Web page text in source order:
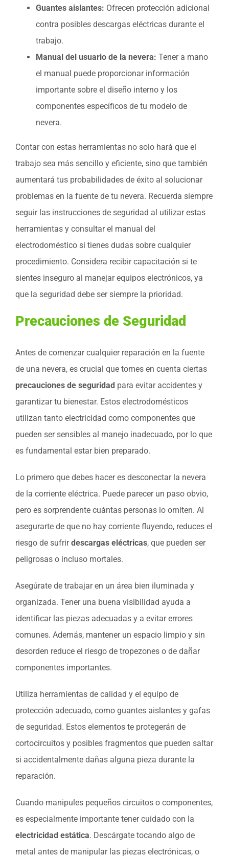
Guantes aislantes: Ofrecen protección adicional
contra posibles descargas eléctricas durante el
trabajo.
Manual del usuario de la nevera: Tener a mano
el manual puede proporcionar información
importante sobre el diseño interno y los
componentes específicos de tu modelo de
nevera.
Contar con estas herramientas no solo hará que el
trabajo sea más sencillo y eficiente, sino que también
aumentará tus probabilidades de éxito al solucionar
problemas en la fuente de tu nevera. Recuerda siempre
seguir las instrucciones de seguridad al utilizar estas
herramientas y consultar el manual del
electrodoméstico si tienes dudas sobre cualquier
procedimiento. Considera recibir capacitación si te
sientes inseguro al manejar equipos electrónicos, ya
que la seguridad debe ser siempre la prioridad.
Precauciones de Seguridad
Antes de comenzar cualquier reparación en la fuente
de una nevera, es crucial que tomes en cuenta ciertas
precauciones de seguridad para evitar accidentes y
garantizar tu bienestar. Estos electrodomésticos
utilizan tanto electricidad como componentes que
pueden ser sensibles al manejo inadecuado, por lo que
es fundamental estar bien preparado.
Lo primero que debes hacer es desconectar la nevera
de la corriente eléctrica. Puede parecer un paso obvio,
pero es sorprendente cuántas personas lo omiten. Al
asegurarte de que no hay corriente fluyendo, reduces el
riesgo de sufrirdescargas eléctricas, que pueden ser
peligrosas o incluso mortales.
Asegúrate de trabajar en un área bien iluminada y
organizada. Tener una buena visibilidad ayuda a
identificar las piezas adecuadas y a evitar errores
comunes. Además, mantener un espacio limpio y sin
desorden reduce el riesgo de tropezones o de dañar
componentes importantes.
Utiliza herramientas de calidad y el equipo de
protección adecuado, como guantes aislantes y gafas
de seguridad. Estos elementos te protegerán de
cortocircuitos y posibles fragmentos que pueden saltar
si accidentalmente dañas alguna pieza durante la
reparación.
Cuando manipules pequeños circuitos o componentes,
es especialmente importante tener cuidado con la
electricidad estática. Descárgate tocando algo de
metal antes de manipular las piezas electrónicas, o